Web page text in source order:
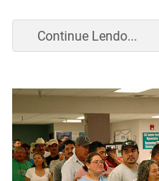
Continue Lendo...